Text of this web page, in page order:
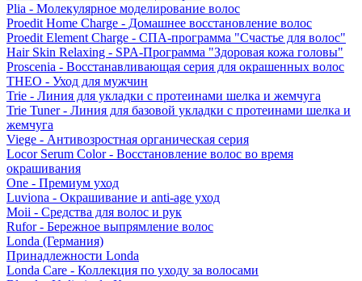
Plia - Молекулярное моделирование волос
Proedit Home Charge - Домашнее восстановление волос
Proedit Element Charge - СПА-программа "Счастье для волос"
Hair Skin Relaxing - SPA-Программа "Здоровая кожа головы"
Proscenia - Восстанавливающая серия для окрашенных волос
THEO - Уход для мужчин
Trie - Линия для укладки с протеинами шелка и жемчуга
Trie Tuner - Линия для базовой укладки с протеинами шелка и
жемчуга
Viege - Антивозростная органическая серия
Locor Serum Color - Восстановление волос во время
окрашивания
One - Премиум уход
Luviona - Окрашивание и anti-age уход
Moii - Средства для волос и рук
Rufor - Бережное выпрямление волос
Londa (Германия)
Принадлежности Londa
Londa Care - Коллекция по уходу за волосами